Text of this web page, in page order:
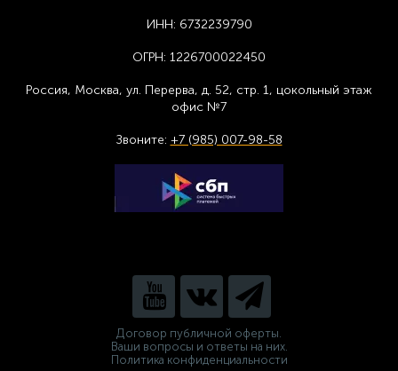
ИНН: 6732239790
ОГРН: 1226700022450
Россия, Москва, ул. Перерва, д. 52, стр. 1, цокольный этаж
офис №7
Звоните: +7 (985) 007-98-58
Договор публичной оферты.
Ваши вопросы и ответы на них.
Политика конфиденциальности